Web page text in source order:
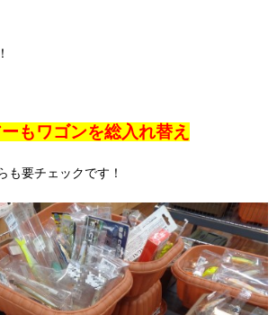
もワゴンを総入れ替え
も要チェックです！